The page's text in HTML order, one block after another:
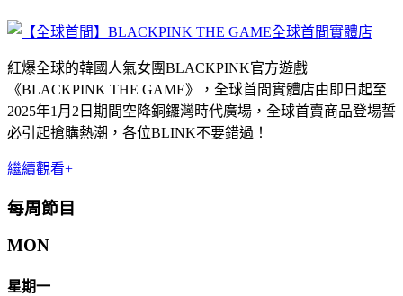
紅爆全球的韓國人氣女團BLACKPINK官方遊戲
《BLACKPINK THE GAME》，全球首間實體店由即日起至
2025年1月2日期間空降銅鑼灣時代廣場，全球首賣商品登場誓
必引起搶購熱潮，各位BLINK不要錯過！
繼續觀看+
每周節目
MON
星期一